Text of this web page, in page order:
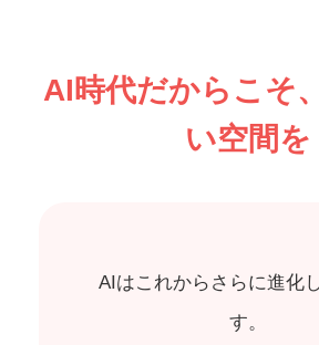
AI時代だからこそ
い空間を
AIはこれからさらに進化
す。